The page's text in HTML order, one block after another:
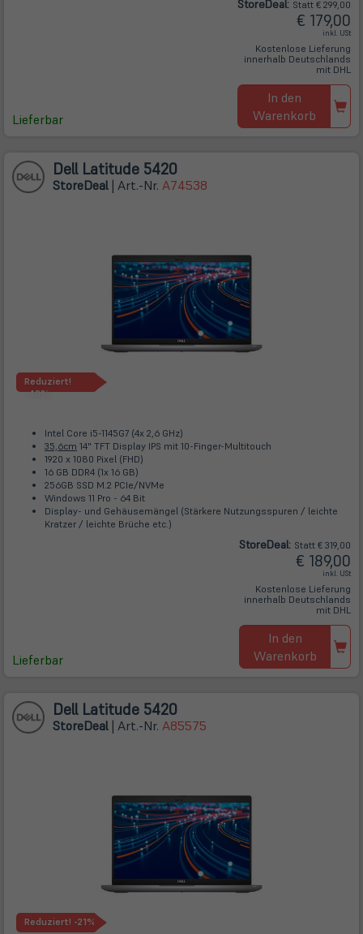
Lieferbar
StoreDeal: Statt € 299,00
€ 179,00
inkl. USt
Kostenlose Lieferung
innerhalb Deutschlands
mit DHL
In den
Warenkorb
Dell Latitude 5420
StoreDeal | Art.-Nr. A74538
Reduziert!
-40%
Intel Core i5-1145G7 (4x 2,6 GHz)
35,6cm 14" TFT Display IPS mit 10-Finger-Multitouch
1920 x 1080 Pixel (FHD)
16 GB DDR4 (1x 16 GB)
256GB SSD M.2 PCIe/NVMe
Windows 11 Pro - 64 Bit
Display- und Gehäusemängel (Stärkere Nutzungsspuren / leichte
Kratzer / leichte Brüche etc.)
Lieferbar
StoreDeal: Statt € 319,00
€ 189,00
inkl. USt
Kostenlose Lieferung
innerhalb Deutschlands
mit DHL
In den
Warenkorb
Dell Latitude 5420
StoreDeal | Art.-Nr. A85575
Reduziert! -21%